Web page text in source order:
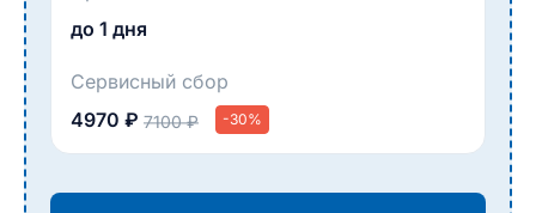
до 1 дня
Сервисный сбор
4970 ₽ 7100 ₽ -30%